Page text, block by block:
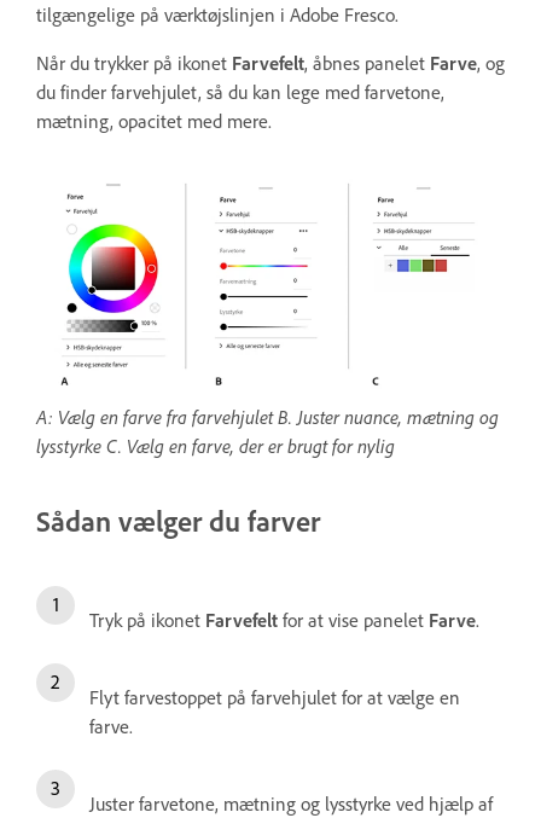
tilgængelige på værktøjslinjen i Adobe Fresco.
Når du trykker på ikonet Farvefelt, åbnes panelet Farve, og
du finder farvehjulet, så du kan lege med farvetone,
mætning, opacitet med mere.
A: Vælg en farve fra farvehjulet B. Juster nuance, mætning og
lysstyrke C. Vælg en farve, der er brugt for nylig
Sådan vælger du farver
Tryk på ikonet Farvefelt for at vise panelet Farve.
Flyt farvestoppet på farvehjulet for at vælge en
farve.
Juster farvetone, mætning og lysstyrke ved hjælp af